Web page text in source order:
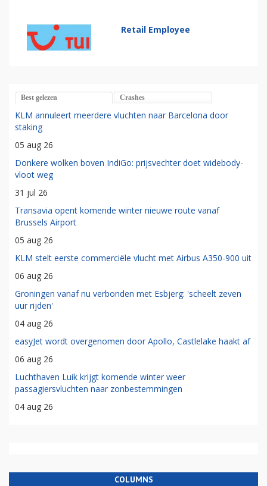
Retail Employee
Best gelezen Crashes
KLM annuleert meerdere vluchten naar Barcelona door
staking
05 aug 26
Donkere wolken boven IndiGo: prijsvechter doet widebody-
vloot weg
31 jul 26
Transavia opent komende winter nieuwe route vanaf
Brussels Airport
05 aug 26
KLM stelt eerste commerciële vlucht met Airbus A350-900 uit
06 aug 26
Groningen vanaf nu verbonden met Esbjerg: 'scheelt zeven
uur rijden'
04 aug 26
easyJet wordt overgenomen door Apollo, Castlelake haakt af
06 aug 26
Luchthaven Luik krijgt komende winter weer
passagiersvluchten naar zonbestemmingen
04 aug 26
COLUMNS